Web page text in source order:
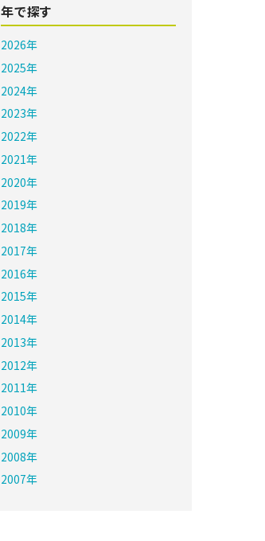
年で探す
2026年
2025年
2024年
2023年
2022年
2021年
2020年
2019年
2018年
2017年
2016年
2015年
2014年
2013年
2012年
2011年
2010年
2009年
2008年
2007年